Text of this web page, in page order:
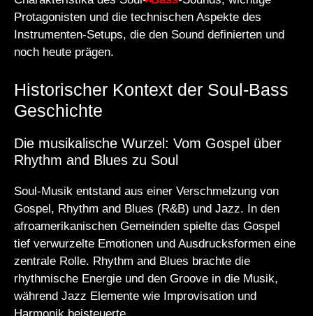
Protagonisten und die technischen Aspekte des
Instrumenten-Setups, die den Sound definierten und
noch heute prägen.
Historischer Kontext der Soul-Bass
Geschichte
Die musikalische Wurzel: Vom Gospel über
Rhythm and Blues zu Soul
Soul-Musik entstand aus einer Verschmelzung von
Gospel, Rhythm and Blues (R&B) und Jazz. In den
afroamerikanischen Gemeinden spielte das Gospel
tief verwurzelte Emotionen und Ausdrucksformen eine
zentrale Rolle. Rhythm and Blues brachte die
rhythmische Energie und den Groove in die Musik,
während Jazz Elemente wie Improvisation und
Harmonik beisteuerte.